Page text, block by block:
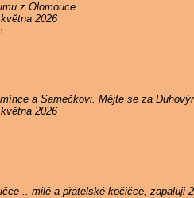
z Olomouce
2026
a Samečkovi. Mějte se za
2026
.. milé a přátelské kočičce, zapaluji